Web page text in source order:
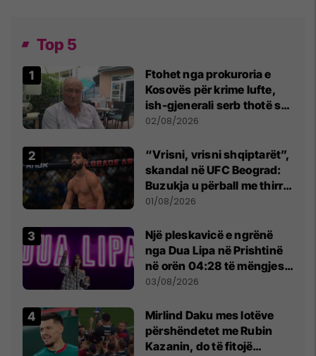
Top 5
Ftohet nga prokuroria e
Kosovës për krime lufte,
ish-gjenerali serb thotë se
dikush e tradhtoi në
02/08/2026
“Vrisni, vrisni shqiptarët”,
skandal në UFC Beograd:
Buzukja u përball me thirrje
anti-shqiptare nga
01/08/2026
Një pleskavicë e ngrënë
nga Dua Lipa në Prishtinë
në orën 04:28 të mëngjesit
- dhe bota digjitale serbe
03/08/2026
Mirlind Daku mes lotëve
përshëndetet me Rubin
Kazanin, do të fitojë